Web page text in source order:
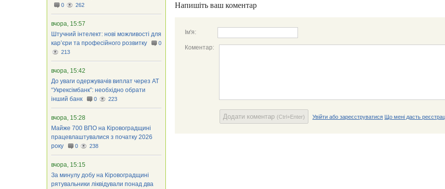
Напишіть ваш коментар
Ім'я:
Коментар:
Додати коментар (Ctrl+Enter) Увійти або зареєструватися Що мені дасть
0 262
вчора, 15:57
Штучний інтелект: нові можливості для
кар’єри та професійного розвитку
0
213
вчора, 15:42
До уваги одержувачів виплат через АТ
“Укрексімбанк”: необхідно обрати
інший банк
0 223
вчора, 15:28
Майже 700 ВПО на Кіровоградщині
працевлаштувалися з початку 2026
року
0 238
вчора, 15:15
За минулу добу на Кіровоградщині
рятувальники ліквідували понад два